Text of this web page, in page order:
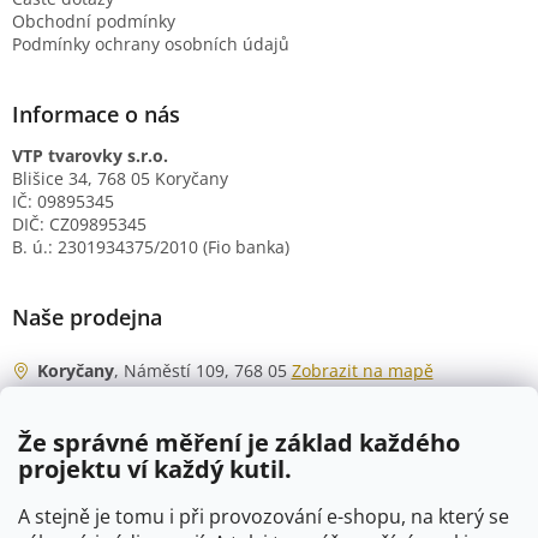
Že správné měření je základ každého
projektu ví každý kutil.
A stejně je tomu i při provozování e-shopu, na který se
Obchodní podmínky
Podmínky ochrany osobních údajů
Informace o nás
VTP tvarovky s.r.o.
Blišice 34, 768 05 Koryčany
IČ: 09895345
DIČ: CZ09895345
B. ú.: 2301934375/2010 (Fio banka)
Naše prodejna
Koryčany, Náměstí 109, 768 05 Zobrazit na mapě
Po - Čt
06:00 - 07:00
07:30 - 15:30
Pá
06:00 - 07:00
07:30 - 15:00